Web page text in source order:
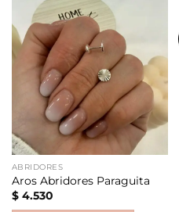
ABRIDORES
Aros Abridores Paraguita
$4.530